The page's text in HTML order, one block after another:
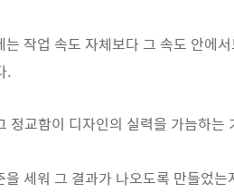
작업 속도 자체보다 그 속도 안에
.
정교함이 디자인의 실력을 가늠하는
세워 그 결과가 나오도록 만들었